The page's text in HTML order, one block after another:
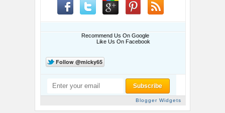
Recommend Us On Google
Like Us On Facebook
Blogger Widgets